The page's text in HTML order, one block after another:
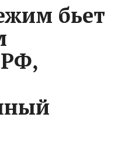
бьет
РФ,